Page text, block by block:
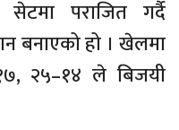
पराजित गर्दै
बनाएको हो । खेलमा
२५–१४ ले बिजयी